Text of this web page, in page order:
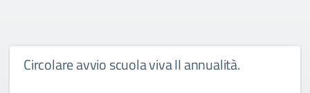
Circolare avvio scuola viva II annualità.